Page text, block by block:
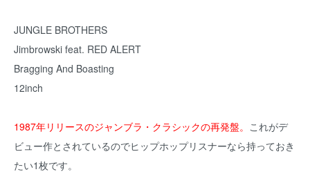
JUNGLE BROTHERS
Jimbrowski feat. RED ALERT
Bragging And Boasting
12inch
1987年リリースのジャンブラ・クラシックの再発盤。 これがデ
ビュー作とされているのでヒップホップリスナーなら持っておき
たい1枚です。